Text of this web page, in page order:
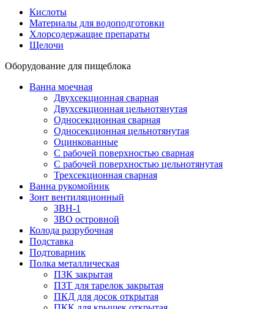
Кислоты
Материалы для водоподготовки
Хлорсодержащие препараты
Щелочи
Оборудование для пищеблока
Ванна моечная
Двухсекционная сварная
Двухсекционная цельнотянутая
Односекционная сварная
Односекционная цельнотянутая
Оцинкованные
С рабочей поверхностью сварная
С рабочей поверхностью цельнотянутая
Трехсекционная сварная
Ванна рукомойник
Зонт вентиляционный
ЗВН-1
ЗВО островной
Колода разрубочная
Подставка
Подтоварник
Полка металлическая
ПЗК закрытая
ПЗТ для тарелок закрытая
ПКД для досок открытая